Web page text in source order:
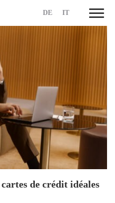
DE IT
de crédit idéales